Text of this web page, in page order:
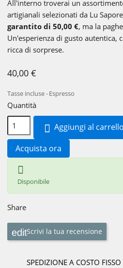
All'interno troverai un
artigianali selezionati da Lu
garantito di 50,00 €, ma la
Un'esperienza di gusto autentica,
ricca di sorprese.
40,00 €
Tasse incluse Espresso
Quantità
 Aggiungi al carrello
Acquista ora

Disponibile
Share
Scrivi la tua recensione
SPEDIZIONE A COSTO